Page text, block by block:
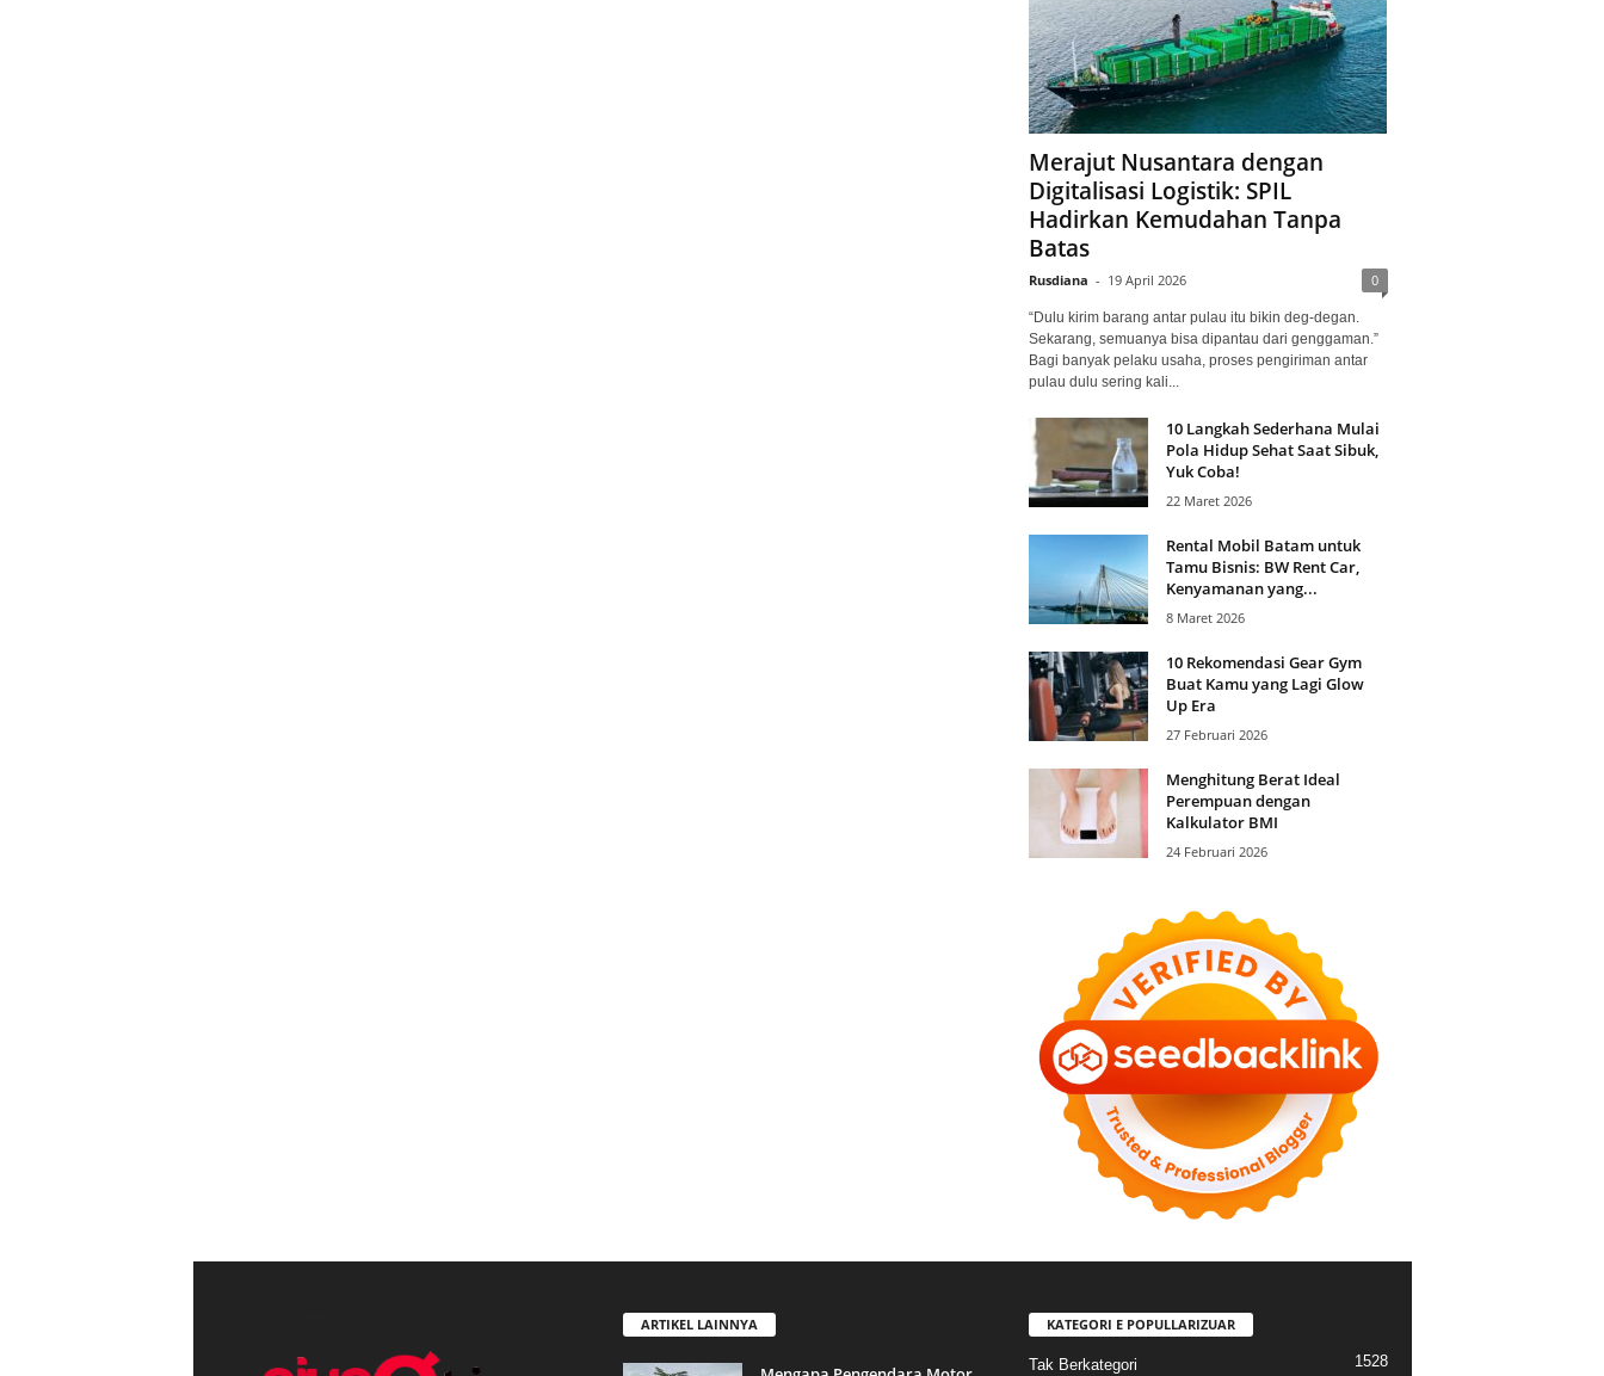
Merajut Nusantara dengan
Digitalisasi Logistik: SPIL
Hadirkan Kemudahan Tanpa
Batas
Rusdiana - 19 April 2026 0
“Dulu kirim barang antar pulau itu bikin deg-degan.
Sekarang, semuanya bisa dipantau dari genggaman.”
Bagi banyak pelaku usaha, proses pengiriman antar
pulau dulu sering kali...
10 Langkah Sederhana Mulai
Pola Hidup Sehat Saat Sibuk,
Yuk Coba!
22 Maret 2026
Rental Mobil Batam untuk
Tamu Bisnis: BW Rent Car,
Kenyamanan yang...
8 Maret 2026
10 Rekomendasi Gear Gym
Buat Kamu yang Lagi Glow
Up Era
27 Februari 2026
Menghitung Berat Ideal
Perempuan dengan
Kalkulator BMI
24 Februari 2026
ARTIKEL LAINNYA KATEGORI E POPULLARIZUAR
Tak Berkategori 1528